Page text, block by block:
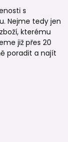
s
Nejme tedy jen
kterému
již přes 20
poradit a najít